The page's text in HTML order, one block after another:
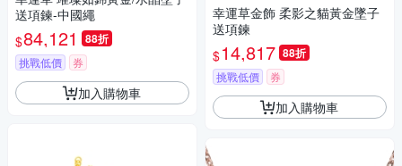
送項鍊-中國繩
$84,121 88折
挑戰低價 券
加入購物車
幸運草金飾 柔影之貓黃金墜子
送項鍊
$14,817 88折
挑戰低價 券
加入購物車